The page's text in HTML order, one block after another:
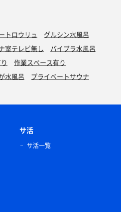
トロウリュ
グルシン水風呂
室テレビ無し
バイブラ水風呂
作業スペース有り
水風呂 プライベートサウナ
サ活
サ活一覧